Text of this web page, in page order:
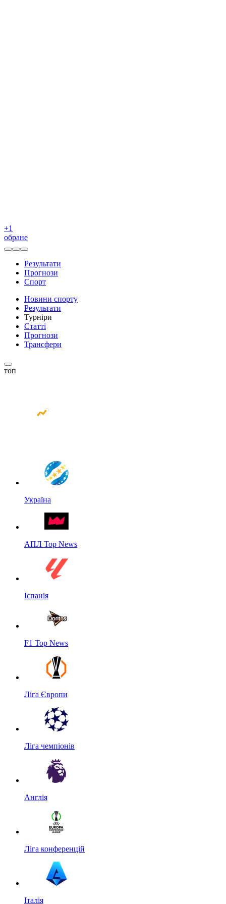
+1
обране
Результати
Прогнози
Спорт
Новини спорту
Результати
Турніри
Статті
Прогнози
Трансфери
топ
Україна
АПЛ Top News
Іспанія
F1 Top News
Ліга Європи
Ліга чемпіонів
Англія
Ліга конференцій
Італія